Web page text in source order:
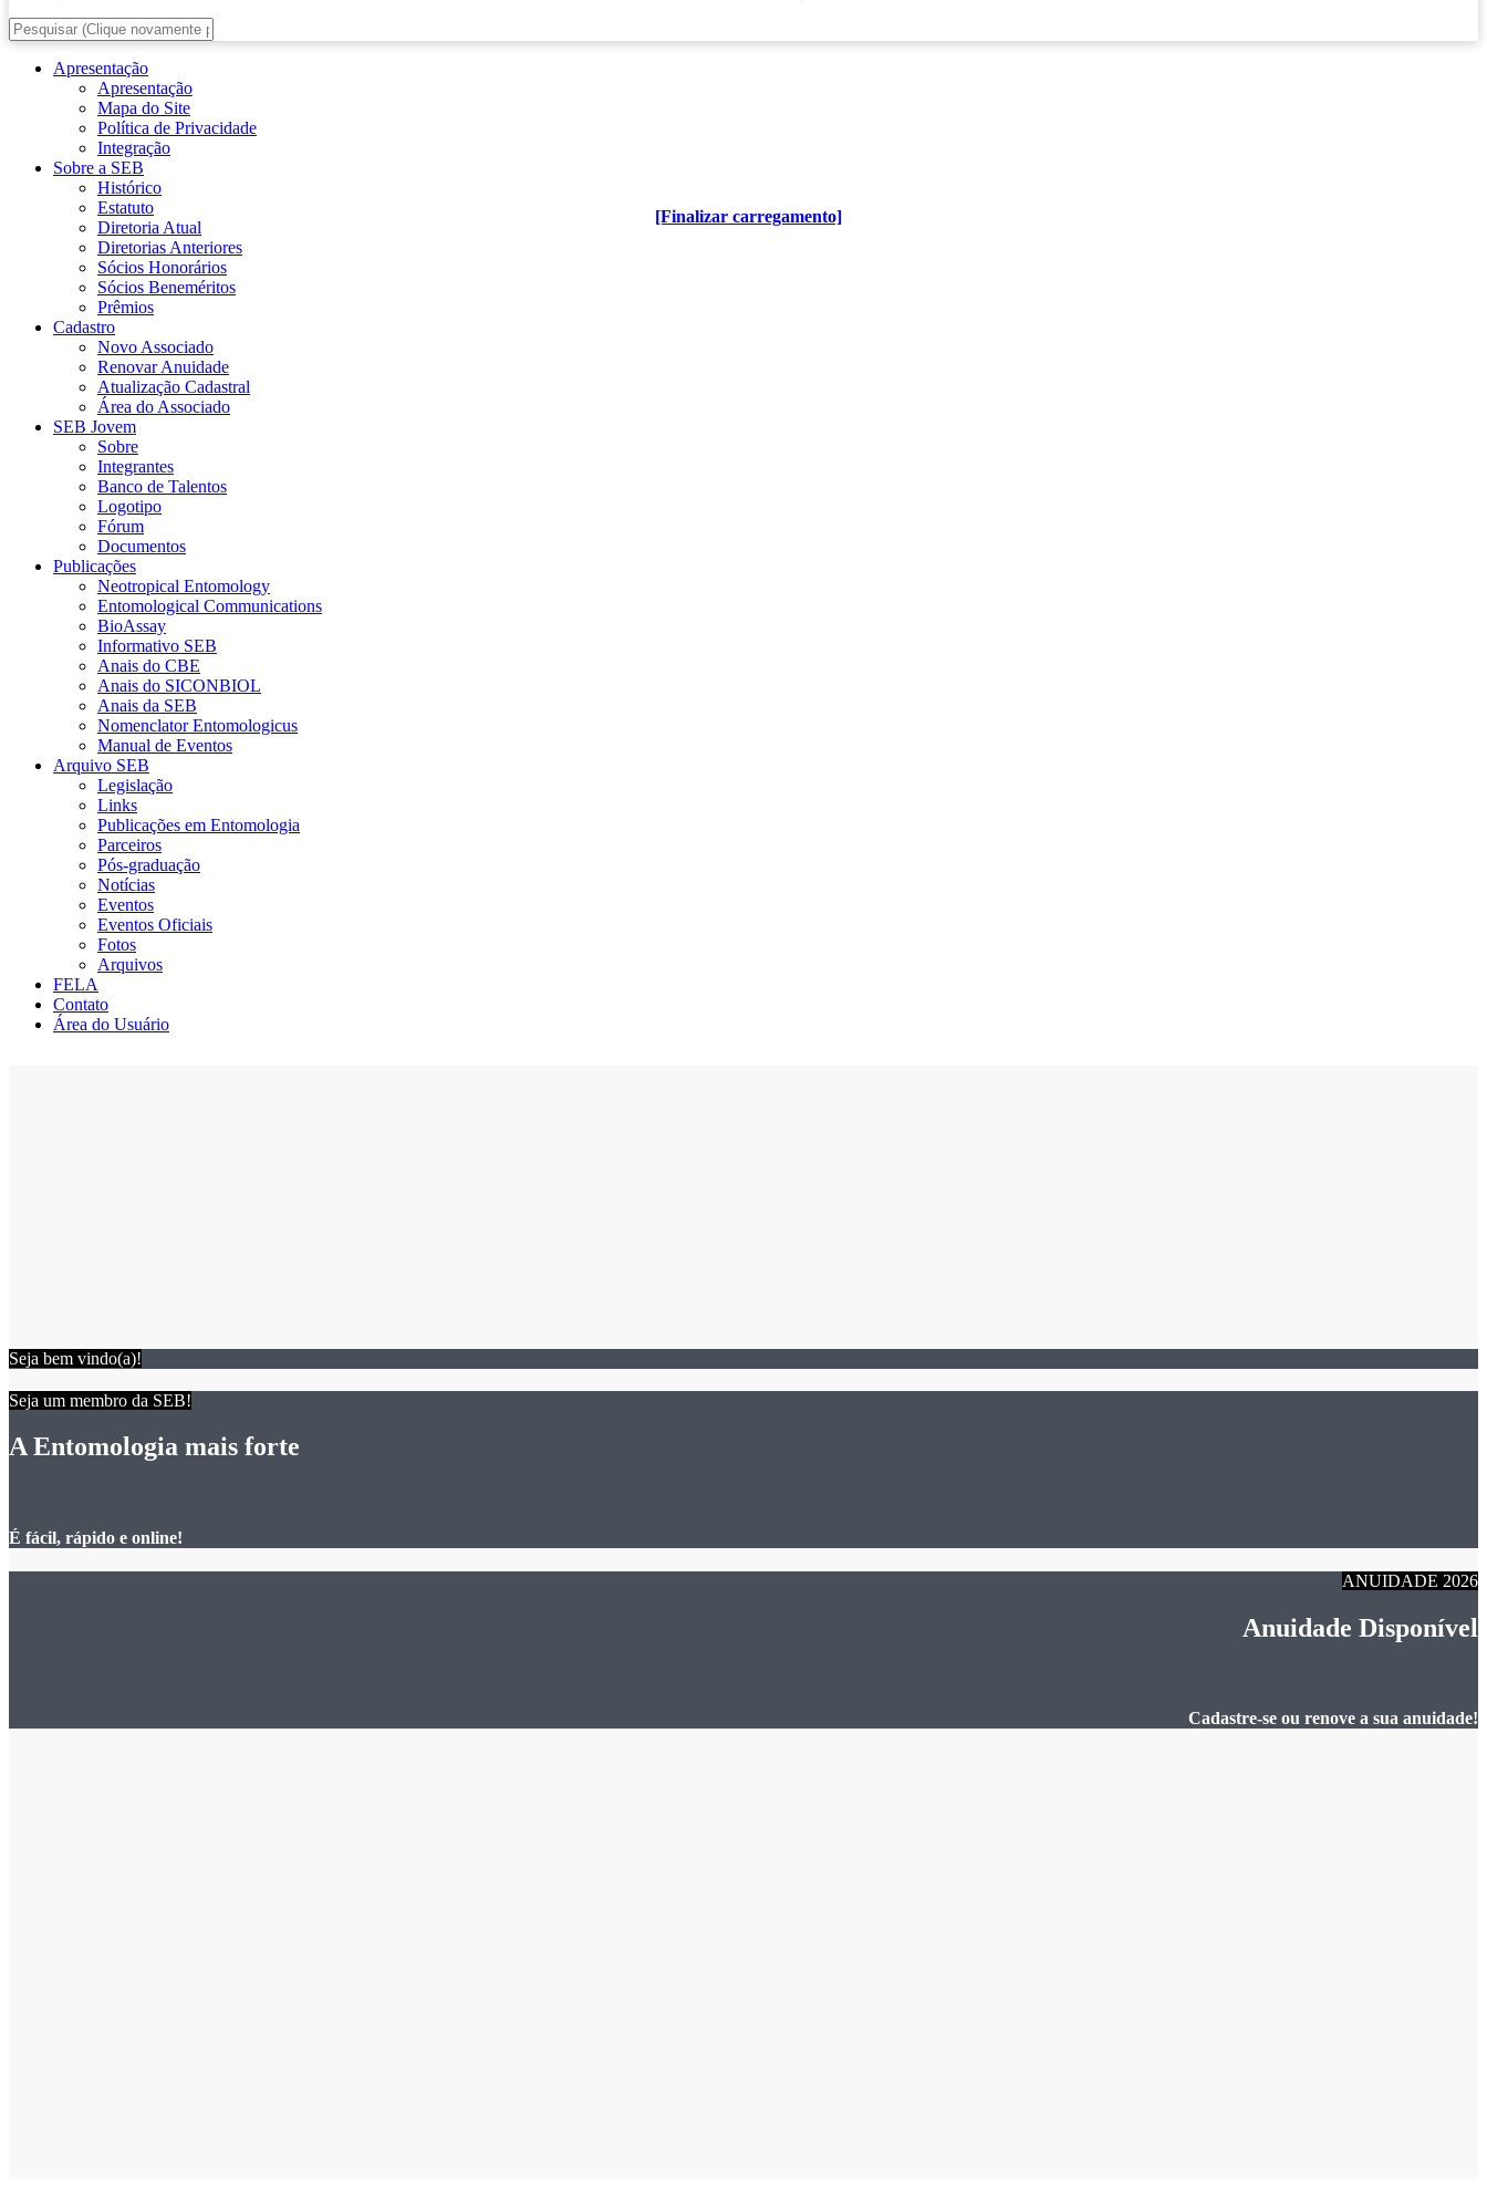
[Finalizar carregamento]
Apresentação
Apresentação
Mapa do Site
Política de Privacidade
Integração
Sobre a SEB
Histórico
Estatuto
Diretoria Atual
Diretorias Anteriores
Sócios Honorários
Sócios Beneméritos
Prêmios
Cadastro
Novo Associado
Renovar Anuidade
Atualização Cadastral
Área do Associado
SEB Jovem
Sobre
Integrantes
Banco de Talentos
Logotipo
Fórum
Documentos
Publicações
Neotropical Entomology
Entomological Communications
BioAssay
Informativo SEB
Anais do CBE
Anais do SICONBIOL
Anais da SEB
Nomenclator Entomologicus
Manual de Eventos
Arquivo SEB
Legislação
Links
Publicações em Entomologia
Parceiros
Pós-graduação
Notícias
Eventos
Eventos Oficiais
Fotos
Arquivos
FELA
Contato
Área do Usuário
Seja bem vindo(a)!
Seja um membro da SEB!
A Entomologia mais forte
É fácil, rápido e online!
ANUIDADE 2026
Anuidade Disponível
Cadastre-se ou renove a sua anuidade!